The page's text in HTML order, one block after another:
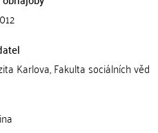
Karlova, Fakulta sociálních věd